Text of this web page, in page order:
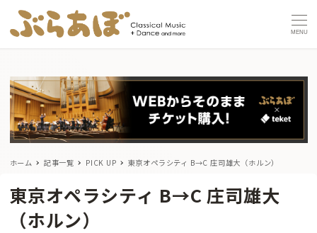
MENU
ホーム 記事一覧 PICK UP 東京オペラシティ B→C 庄司雄大（ホルン）
東京オペラシティ B→C 庄司雄大
（ホルン）